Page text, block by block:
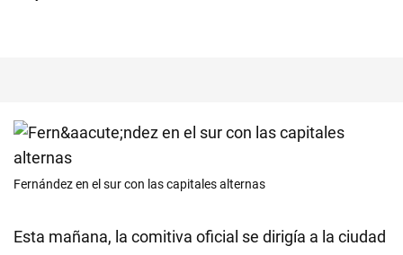
Fernández en el sur con las capitales alternas
Esta mañana, la comitiva oficial se dirigía a la ciudad